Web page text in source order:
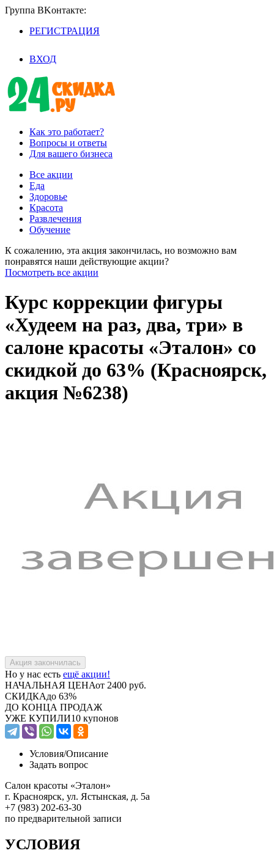
Группа BKoнтaктe:
РЕГИСТРАЦИЯ
ВХОД
Как это работает?
Вопросы и ответы
Для вашего бизнеса
Все акции
Еда
Здоровье
Красота
Развлечения
Обучение
К сожалению, эта акция закончилась, но возможно вам
понравятся наши действующие акции?
Посмотреть все акции
Курс коррекции фигуры
«Худеем на раз, два, три» в
салоне красоты «Эталон» со
скидкой до 63% (Красноярск,
акция №6238)
Но у нас есть ещё акции!
НАЧАЛЬНАЯ ЦЕНАот 2400 руб.
СКИДКАдо 63%
ДО КОНЦА ПРОДАЖ
УЖЕ КУПИЛИ10 купонов
Условия/Описание
Задать вопрос
Салон красоты «Эталон»
г. Красноярск, ул. Ястынская, д. 5а
+7 (983) 202-63-30
по предварительной записи
УСЛОВИЯ